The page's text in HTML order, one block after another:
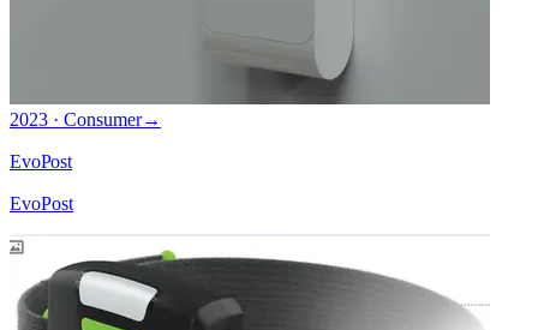
2023 · Consumer→
EvoPost
EvoPost